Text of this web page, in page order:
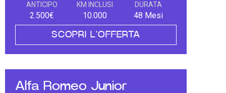
ANTICIPO
2.500€
KM INCLUSI
10.000
DURATA
48 Mesi
SCOPRI L'OFFERTA
Alfa Romeo Junior